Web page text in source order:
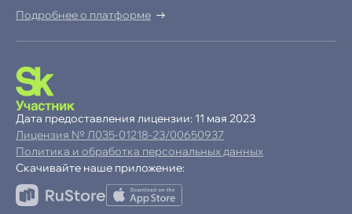
−10% при оплате в рассрочку
Подробнее о платформе
Политика и обработка персональных данных
Дата предоставления лицензии: 11 мая 2023
Лицензия № Л035-01218-23/00650937
Скачивайте наше приложение: